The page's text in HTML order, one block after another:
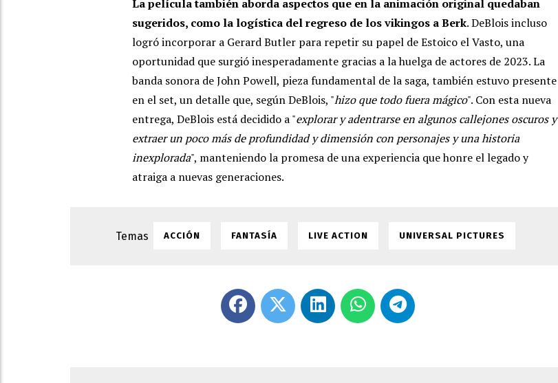
La película también aborda aspectos que en la animación original quedaban
sugeridos, como la logística del regreso de los vikingos a Berk. DeBlois incluso
logró incorporar a Gerard Butler para repetir su papel de Estoico el Vasto, una
oportunidad que surgió inesperadamente gracias a la huelga de actores de 2023. La
banda sonora de John Powell, pieza fundamental de la saga, también estuvo presente
en el set, un detalle que, según DeBlois, "hizo que todo fuera mágico". Con esta nueva
entrega, DeBlois está decidido a "explorar y adentrarse en algunos callejones oscuros y
extraer un poco más de profundidad y dimensión con personajes y una historia
inexplorada", manteniendo la promesa de una experiencia que honre el legado y
atraiga a nuevas generaciones.
ACCIÓN FANTASÍA LIVE ACTION UNIVERSAL PICTURES